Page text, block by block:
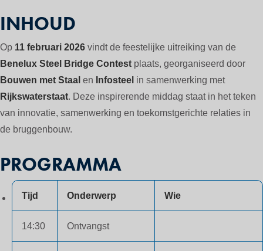
INHOUD
Op 11 februari 2026 vindt de feestelijke uitreiking van de
Benelux Steel Bridge Contest plaats, georganiseerd door
Bouwen met Staal en Infosteel in samenwerking met
Rijkswaterstaat. Deze inspirerende middag staat in het teken
van innovatie, samenwerking en toekomstgerichte relaties in
de bruggenbouw.
PROGRAMMA
Tijd Onderwerp Wie
14:30 Ontvangst